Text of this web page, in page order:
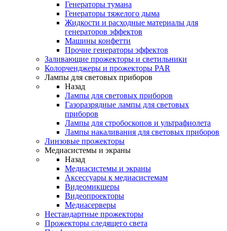
Генераторы тумана
Генераторы тяжелого дыма
Жидкости и расходные материалы для
генераторов эффектов
Машины конфетти
Прочие генераторы эффектов
Заливающие прожекторы и светильники
Колорченджеры и прожекторы PAR
Лампы для световых приборов
Назад
Лампы для световых приборов
Газоразрядные лампы для световых
приборов
Лампы для стробоскопов и ультрафиолета
Лампы накаливания для световых приборов
Линзовые прожекторы
Медиасистемы и экраны
Назад
Медиасистемы и экраны
Аксессуары к медиасистемам
Видеомикшеры
Видеопроекторы
Медиасерверы
Нестандартные прожекторы
Прожекторы следящего света